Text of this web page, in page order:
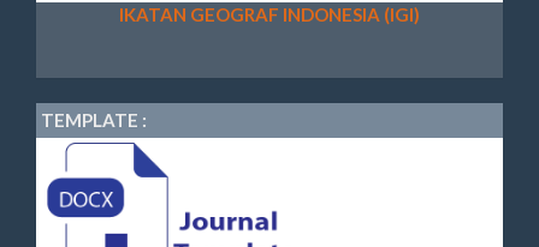
IKATAN GEOGRAF INDONESIA (IGI)
TEMPLATE :